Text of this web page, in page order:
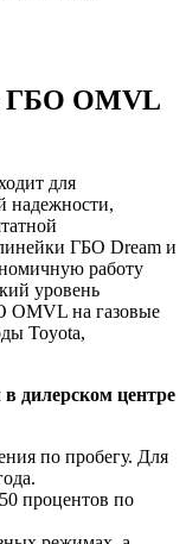
ГБО OMVL
для
надежности,
ГБО Dream и
работу
уровень
OMVL на газовые
Toyota,
дилерском центре
по пробегу. Для
процентов по